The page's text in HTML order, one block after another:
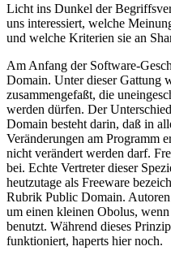
Licht ins Dunkel der
uns interessiert, welche
und welche Kriterien sie an
Am Anfang der Software-
Domain. Unter dieser Gattung
zusammengefaßt, die
werden dürfen. Der
Domain besteht darin, daß in
Veränderungen am Programm
nicht verändert werden darf.
bei. Echte Vertreter dieser
heutzutage als Freeware
Rubrik Public Domain.
um einen kleinen Obolus,
benutzt. Während dieses
funktioniert, haperts hier noch.